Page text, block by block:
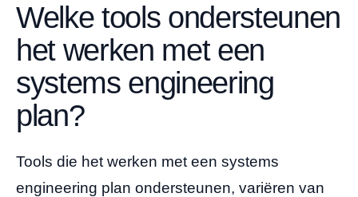
Welke tools ondersteunen
het werken met een
systems engineering
plan?
Tools die het werken met een systems
engineering plan ondersteunen, variëren van